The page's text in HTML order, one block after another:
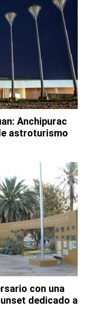
Anchipurac
astroturismo
con una
dedicado a